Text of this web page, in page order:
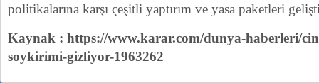
politikalarına karşı çeşitli yaptırım ve yasa paketleri
Kaynak : https://www.karar.com/dunya-haberleri/
soykirimi-gizliyor-1963262